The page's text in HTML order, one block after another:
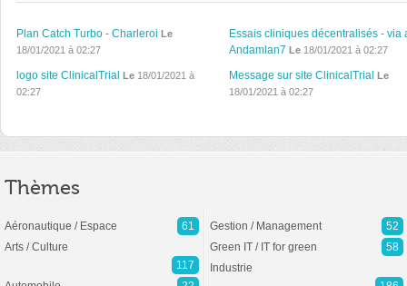
Plan Catch Turbo - Charleroi Le
18/01/2021 à 02:27
Essais cliniques décentralisés - via
Andamlan7 Le18/01/2021 à 02:27
logo site ClinicalTrial Le 18/01/2021 à
02:27
Message sur site ClinicalTrial Le
18/01/2021 à 02:27
Thèmes
Aéronautique / Espace
61
Arts / Culture
117
Gestion / Management
52
Green IT / IT for green
58
Industrie